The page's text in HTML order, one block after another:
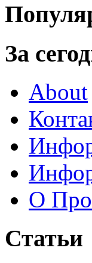
За
About
О
Статьи